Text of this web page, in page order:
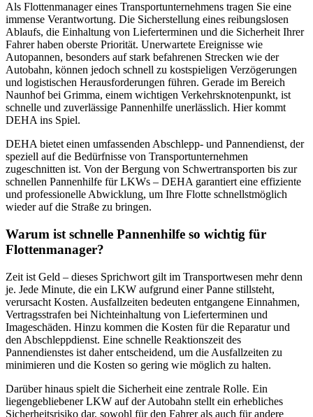
Als Flottenmanager eines Transportunternehmens tragen Sie eine
immense Verantwortung. Die Sicherstellung eines reibungslosen
Ablaufs, die Einhaltung von Lieferterminen und die Sicherheit Ihrer
Fahrer haben oberste Priorität. Unerwartete Ereignisse wie
Autopannen, besonders auf stark befahrenen Strecken wie der
Autobahn, können jedoch schnell zu kostspieligen Verzögerungen
und logistischen Herausforderungen führen. Gerade im Bereich
Naunhof bei Grimma, einem wichtigen Verkehrsknotenpunkt, ist
schnelle und zuverlässige Pannenhilfe unerlässlich. Hier kommt
DEHA ins Spiel.
DEHA bietet einen umfassenden Abschlepp- und Pannendienst, der
speziell auf die Bedürfnisse von Transportunternehmen
zugeschnitten ist. Von der Bergung von Schwertransporten bis zur
schnellen Pannenhilfe für LKWs – DEHA garantiert eine effiziente
und professionelle Abwicklung, um Ihre Flotte schnellstmöglich
wieder auf die Straße zu bringen.
Warum ist schnelle Pannenhilfe so wichtig für
Flottenmanager?
Zeit ist Geld – dieses Sprichwort gilt im Transportwesen mehr denn
je. Jede Minute, die ein LKW aufgrund einer Panne stillsteht,
verursacht Kosten. Ausfallzeiten bedeuten entgangene Einnahmen,
Vertragsstrafen bei Nichteinhaltung von Lieferterminen und
Imageschäden. Hinzu kommen die Kosten für die Reparatur und
den Abschleppdienst. Eine schnelle Reaktionszeit des
Pannendienstes ist daher entscheidend, um die Ausfallzeiten zu
minimieren und die Kosten so gering wie möglich zu halten.
Darüber hinaus spielt die Sicherheit eine zentrale Rolle. Ein
liegengebliebener LKW auf der Autobahn stellt ein erhebliches
Sicherheitsrisiko dar, sowohl für den Fahrer als auch für andere